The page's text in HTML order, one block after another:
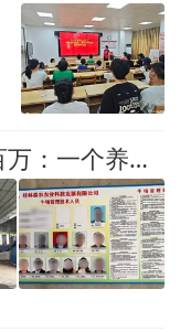
从“零风险零投入”到负债百万：一个养牛项目崩盘后，谁该为农户的贷款买单丨红星调查